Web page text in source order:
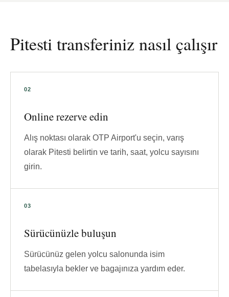
Pitesti transferiniz nasıl çalışır
Online rezerve edin
Alış noktası olarak OTP Airport'u seçin, varış
olarak Pitesti belirtin ve tarih, saat, yolcu sayısını
girin.
Sürücünüzle buluşun
Sürücünüz gelen yolcu salonunda isim
tabelasıyla bekler ve bagajınıza yardım eder.